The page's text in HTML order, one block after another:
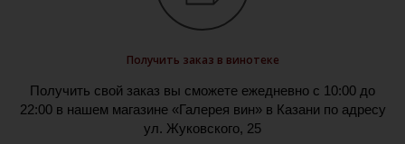
Получить заказ в винотеке
Получить свой заказ вы сможете ежедневно с 10:00 до
22:00 в нашем магазине «Галерея вин» в Казани по адресу
ул. Жуковского, 25